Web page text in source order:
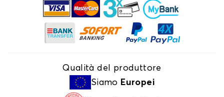
Qualità del produttore
Siamo Europei